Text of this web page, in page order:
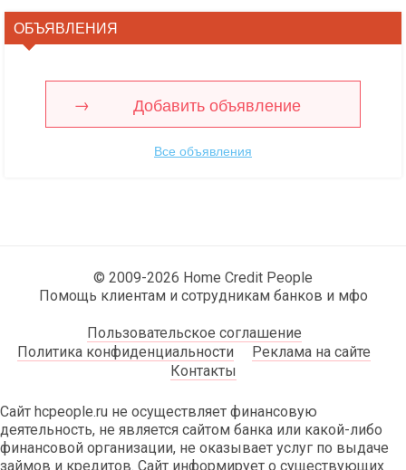
ОБЪЯВЛЕНИЯ
Добавить объявление
Все объявления
© 2009-2026 Home Credit People
Помощь клиентам и сотрудникам банков и мфо
Пользовательское соглашение
Политика конфиденциальности
Реклама на сайте
Контакты
Сайт hcpeople.ru не осуществляет финансовую
деятельность, не является сайтом банка или какой-либо
финансовой организации, не оказывает услуг по выдаче
займов и кредитов. Сайт информирует о существующих